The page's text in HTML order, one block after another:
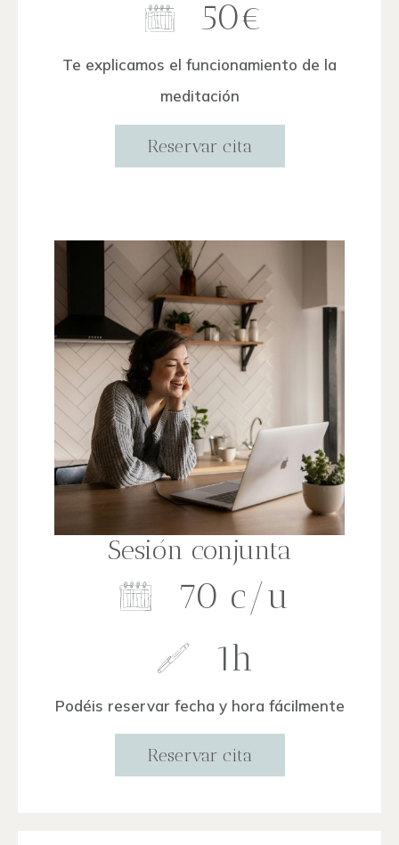
50€
Te explicamos el funcionamiento de la
meditación
Reservar cita
Sesión conjunta
70 c/u
1h
Podéis reservar fecha y hora fácilmente
Reservar cita